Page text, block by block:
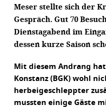
Meser stellte sich der
Gespräch. Gut 70
Dienstagabend im
dessen kurze Saison
Mit diesem Andrang
Konstanz (BGK) wohl
herbeigeschleppter
mussten einige Gäste